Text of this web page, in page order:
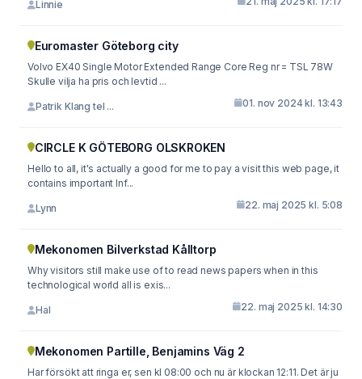
Linnie
Euromaster Göteborg city
Volvo EX40 Single Motor Extended Range Core Reg nr = TSL 78W
Skulle vilja ha pris och levtid ...
Patrik Klang tel ... 01. nov 2024 kl. 13:43
CIRCLE K GÖTEBORG OLSKROKEN
Hello to all, it's actually a good for me to pay a visit this web page, it
contains important Inf...
Lynn 22. maj 2025 kl. 5:08
Mekonomen Bilverkstad Kålltorp
Why visitors still make use of to read news papers when in this
technological world all is exis...
Hal 22. maj 2025 kl. 14:30
Mekonomen Partille, Benjamins Väg 2
Har försökt att ringa er, sen kl 08:00 och nu är klockan 12:11. Det är ju